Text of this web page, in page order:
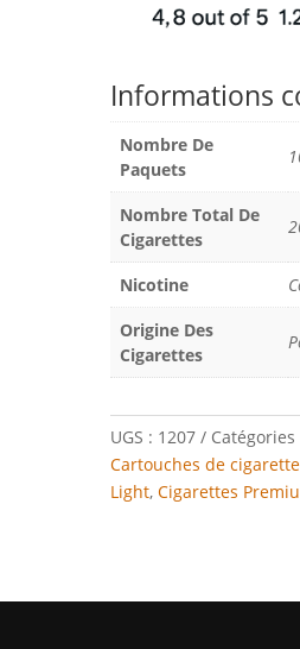
Informations
Nombre De
Paquets
Nombre Total De
Cigarettes
Nicotine
Origine Des
Cigarettes
UGS : 1207 Catégories
Cartouches de
Light, Cigarettes